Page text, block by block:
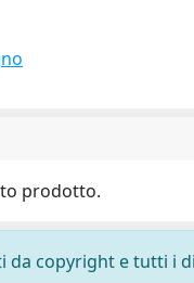
prodotto.
da copyright e tutti i